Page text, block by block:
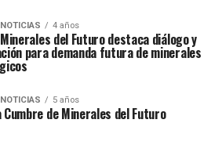
4 años
del Futuro destaca diálogo y
para demanda futura de minerales
5 años
de Minerales del Futuro